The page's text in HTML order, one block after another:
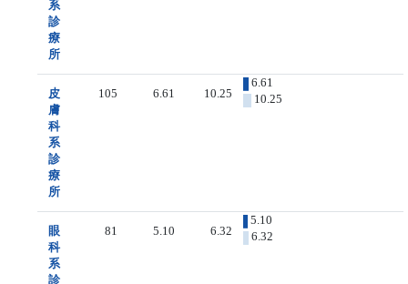
系
診
療
所
皮
膚
科
系
診
療
所
105 6.61 10.25
6.61
10.25
眼
科
系
診
81 5.10 6.32
5.10
6.32